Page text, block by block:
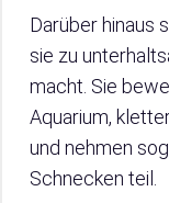
Darüber hinaus
sie zu
macht. Sie
Aquarium,
und nehmen
Schnecken teil.